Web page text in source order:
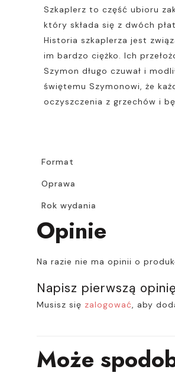
Szkaplerz to część ubioru
który składa się z dwóch
Historia szkaplerza jest
im bardzo ciężko. Ich
Szymon długo czuwał i
świętemu Szymonowi, że
oczyszczenia z grzechów i
Format
Oprawa
Rok wydania
Opinie
Na razie nie ma opinii o
Napisz pierwszą
Musisz się zalogować, aby
Może